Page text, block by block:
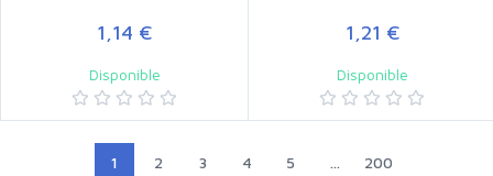
1,14 €
Disponible
1,21 €
Disponible
1 2 3 4 5 ... 200